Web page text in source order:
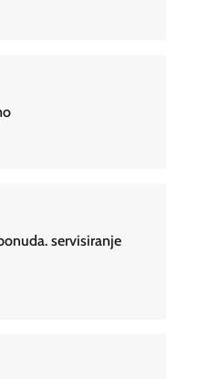
servisiranje